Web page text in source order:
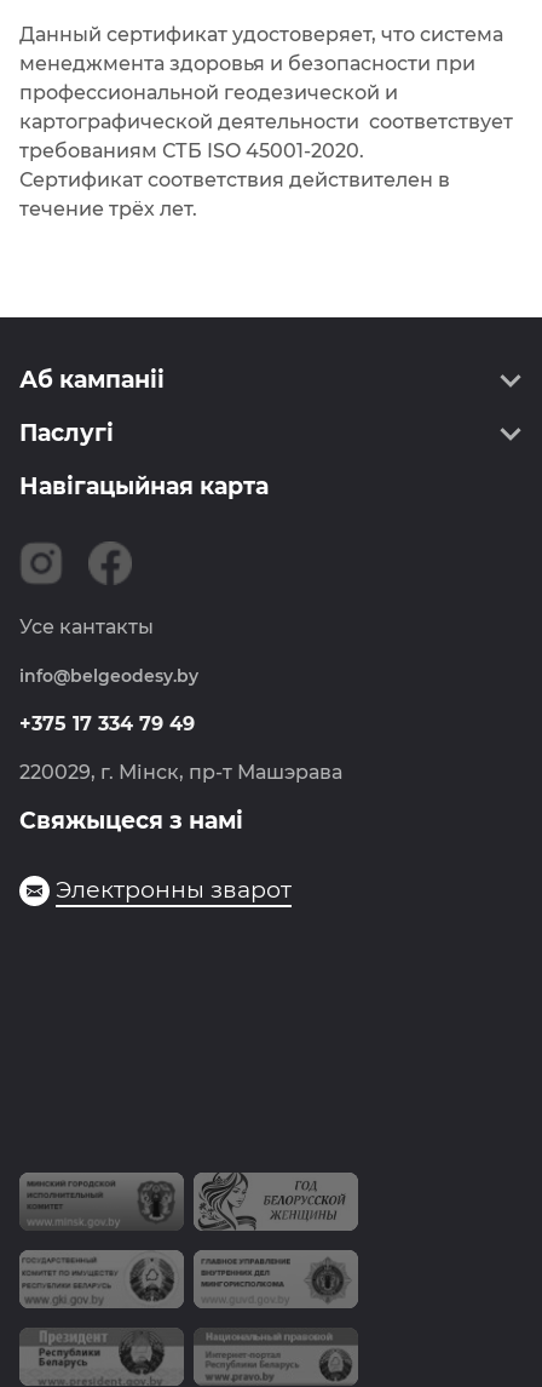
Данный сертификат удостоверяет, что система
менеджмента здоровья и безопасности при
профессиональной геодезической и
картографической деятельности соответствует
требованиям СТБ ISO 45001-2020.
Сертификат соответствия действителен в
течение трёх лет.
Аб кампаніі
Пра нас
Кіраўніцтва
Сертыфікаты
Вакансіі
Навіны
Паслугі
Геадэзія
ССДП РБ
Метралогія
Навігацыя
Фотаграмметрыя
Навігацыйная карта
Свяжыцеся з намі
220029, г. Мінск, пр-т Машэрава
+375 17 334 79 49
info@belgeodesy.by
Усе кантакты
Электронны зварот